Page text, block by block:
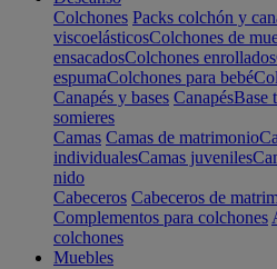
Colchones Packs colchón y
viscoelásticosColchones de
ensacadosColchones enrollados
espumaColchones para bebé
Canapés y bases CanapésBase
somieres
Camas Camas de matrimonio
individualesCamas juveniles
nido
Cabeceros Cabeceros de
Complementos para colchones
colchones
Muebles